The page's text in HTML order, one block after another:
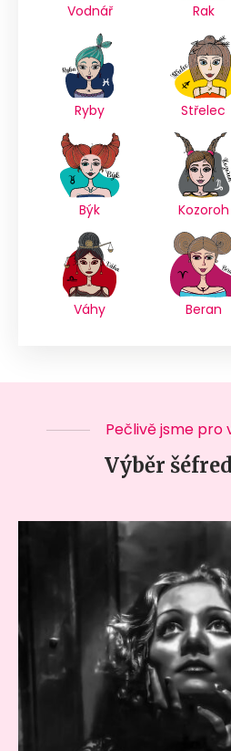
Vodnář Rak
Ryby Střelec
Býk Kozoroh
Váhy Beran
Pečlivě jsme pro
Výběr